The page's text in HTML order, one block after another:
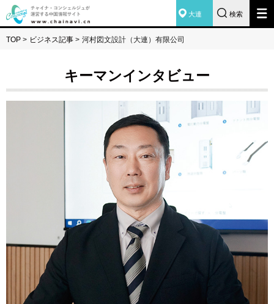
大連 検索
TOP > ビジネス記事 > 河村図文設計（大連）有限公司
キーマンインタビュー